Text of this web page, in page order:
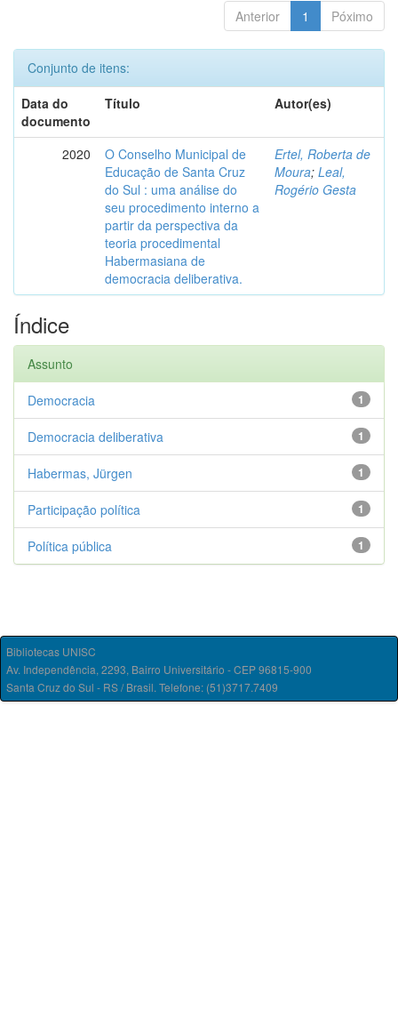
Anterior 1 Póximo
Conjunto de itens:
Data do
documento
Título Autor(es)
2020
O Conselho Municipal de
Educação de Santa Cruz
do Sul : uma análise do
seu procedimento interno a
partir da perspectiva da
teoria procedimental
Habermasiana de
democracia deliberativa.
Ertel, Roberta de
Moura; Leal,
Rogério Gesta
Índice
Assunto
1
Democracia
1
Democracia deliberativa
1
Habermas, Jürgen
1
Participação política
1
Política pública
Bibliotecas UNISC
Av. Independência, 2293, Bairro Universitário - CEP 96815-900
Santa Cruz do Sul - RS / Brasil. Telefone: (51)3717.7409